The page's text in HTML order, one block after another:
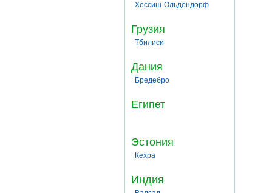
Хессиш-Ольдендорф
Грузия
Тбилиси
Дания
Бредебро
Египет
Эстония
Кехра
Индия